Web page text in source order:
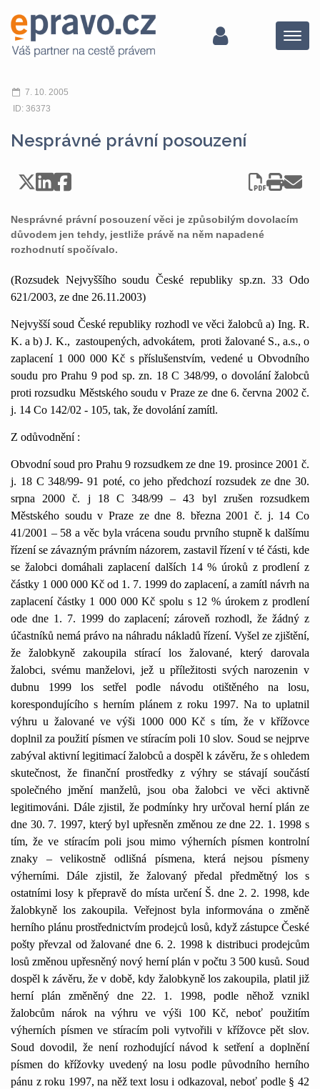
Menu
7. 10. 2005
ID: 36373
Nesprávné právní posouzení
Nesprávné právní posouzení věci je způsobilým dovolacím
důvodem jen tehdy, jestliže právě na něm napadené
rozhodnutí spočívalo.
(Rozsudek Nejvyššího soudu České republiky sp.zn. 33 Odo
621/2003, ze dne 26.11.2003)
Nejvyšší soud České republiky rozhodl ve věci žalobců a) Ing. R.
K. a b) J. K., zastoupených, advokátem, proti žalované S., a.s., o
zaplacení 1 000 000 Kč s příslušenstvím, vedené u Obvodního
soudu pro Prahu 9 pod sp. zn. 18 C 348/99, o dovolání žalobců
proti rozsudku Městského soudu v Praze ze dne 6. června 2002 č.
j. 14 Co 142/02 - 105, tak, že dovolání zamítl.
Z odůvodnění :
Obvodní soud pro Prahu 9 rozsudkem ze dne 19. prosince 2001 č.
j. 18 C 348/99- 91 poté, co jeho předchozí rozsudek ze dne 30.
srpna 2000 č. j 18 C 348/99 – 43 byl zrušen rozsudkem
Městského soudu v Praze ze dne 8. března 2001 č. j. 14 Co
41/2001 – 58 a věc byla vrácena soudu prvního stupně k dalšímu
řízení se závazným právním názorem, zastavil řízení v té části, kde
se žalobci domáhali zaplacení dalších 14 % úroků z prodlení z
částky 1 000 000 Kč od 1. 7. 1999 do zaplacení, a zamítl návrh na
zaplacení částky 1 000 000 Kč spolu s 12 % úrokem z prodlení
ode dne 1. 7. 1999 do zaplacení; zároveň rozhodl, že žádný z
účastníků nemá právo na náhradu nákladů řízení. Vyšel ze zjištění,
že žalobkyně zakoupila stírací los žalované, který darovala
žalobci, svému manželovi, jež u příležitosti svých narozenin v
dubnu 1999 los setřel podle návodu otištěného na losu,
korespondujícího s herním plánem z roku 1997. Na to uplatnil
výhru u žalované ve výši 1000 000 Kč s tím, že v křížovce
doplnil za použití písmen ve stíracím poli 10 slov. Soud se nejprve
zabýval aktivní legitimací žalobců a dospěl k závěru, že s ohledem
skutečnost, že finanční prostředky z výhry se stávají součástí
společného jmění manželů, jsou oba žalobci ve věci aktivně
legitimováni. Dále zjistil, že podmínky hry určoval herní plán ze
dne 30. 7. 1997, který byl upřesněn změnou ze dne 22. 1. 1998 s
tím, že ve stíracím poli jsou mimo výherních písmen kontrolní
znaky – velikostně odlišná písmena, která nejsou písmeny
výherními. Dále zjistil, že žalovaný předal předmětný los s
ostatními losy k přepravě do místa určení Š. dne 2. 2. 1998, kde
žalobkyně los zakoupila. Veřejnost byla informována o změně
herního plánu prostřednictvím prodejců losů, když zástupce České
pošty převzal od žalované dne 6. 2. 1998 k distribuci prodejcům
losů změnou upřesněný nový herní plán v počtu 3 500 kusů. Soud
dospěl k závěru, že v době, kdy žalobkyně los zakoupila, platil již
herní plán změněný dne 22. 1. 1998, podle něhož vznikl
žalobcům nárok na výhru ve výši 100 Kč, neboť použitím
výherních písmen ve stíracím poli vytvořili v křížovce pět slov.
Soud dovodil, že není rozhodující návod k setření a doplnění
písmen do křížovky uvedený na losu podle původního herního
pánu z roku 1997, na něž text losu i odkazoval, neboť podle § 42